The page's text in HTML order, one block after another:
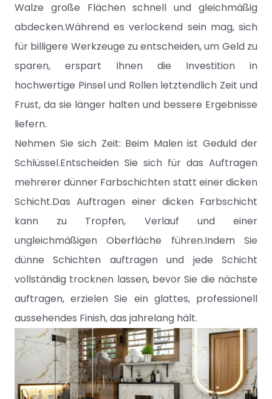
Walze große Flächen schnell und gleichmäßig
abdecken.Während es verlockend sein mag, sich
für billigere Werkzeuge zu entscheiden, um Geld zu
sparen, erspart Ihnen die Investition in
hochwertige Pinsel und Rollen letztendlich Zeit und
Frust, da sie länger halten und bessere Ergebnisse
liefern.
Nehmen Sie sich Zeit: Beim Malen ist Geduld der
Schlüssel.Entscheiden Sie sich für das Auftragen
mehrerer dünner Farbschichten statt einer dicken
Schicht.Das Auftragen einer dicken Farbschicht
kann zu Tropfen, Verlauf und einer
ungleichmäßigen Oberfläche führen.Indem Sie
dünne Schichten auftragen und jede Schicht
vollständig trocknen lassen, bevor Sie die nächste
auftragen, erzielen Sie ein glattes, professionell
aussehendes Finish, das jahrelang hält.